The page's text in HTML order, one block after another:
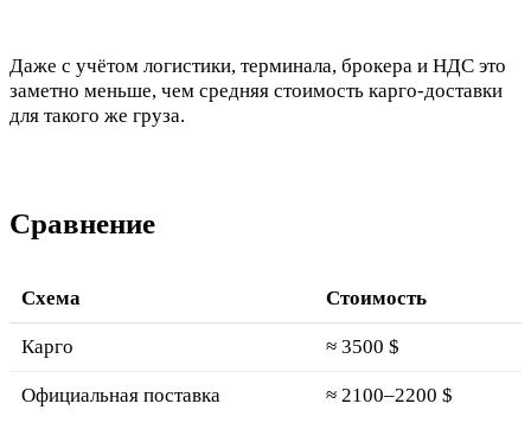
Даже с учётом логистики, терминала, брокера и НДС это
заметно меньше, чем средняя стоимость карго-доставки
для такого же груза.
Сравнение
Схема Стоимость
Карго ≈ 3500 $
Официальная поставка ≈ 2100–2200 $